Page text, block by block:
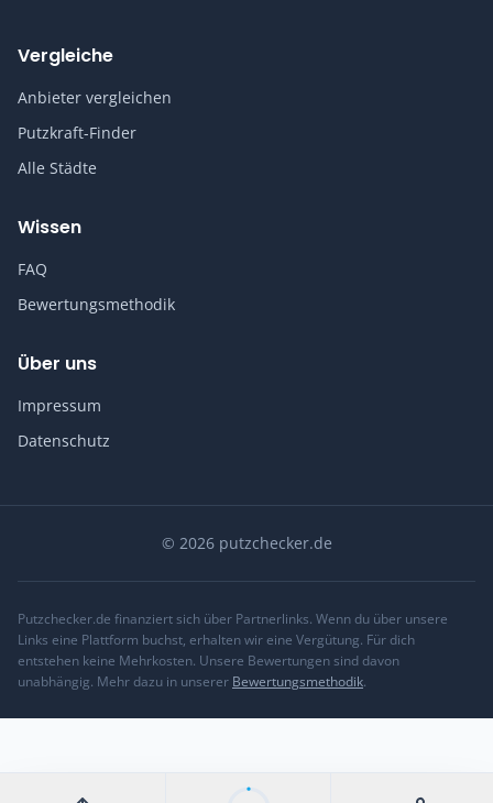
Vergleiche
Anbieter vergleichen
Putzkraft-Finder
Alle Städte
Wissen
FAQ
Bewertungsmethodik
Über uns
Impressum
Datenschutz
© 2026 putzchecker.de
Putzchecker.de finanziert sich über Partnerlinks. Wenn du über unsere
Links eine Plattform buchst, erhalten wir eine Vergütung. Für dich
entstehen keine Mehrkosten. Unsere Bewertungen sind davon
unabhängig. Mehr dazu in unserer Bewertungsmethodik.